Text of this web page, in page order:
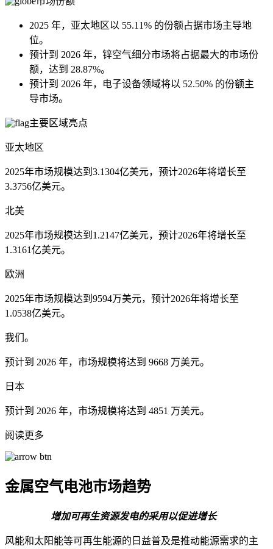
2025 年，亚太地区以 55.11% 的份额占据市场主导地
位。
预计到 2026 年，锌空气细分市场将占据最大的市场份
额，达到 28.87%。
预计到 2026 年，电子设备领域将以 52.50% 的份额主
导市场。
主要区域亮点
亚太地区
2025年市场规模达到3.1304亿美元，预计2026年将增长至
3.3756亿美元。
北美
2025年市场规模达到1.2147亿美元，预计2026年将增长至
1.3161亿美元。
欧洲
2025年市场规模达到9594万美元，预计2026年将增长至
1.0538亿美元。
我们。
预计到 2026 年，市场规模将达到 9668 万美元。
日本
预计到 2026 年，市场规模将达到 4851 万美元。
阅读更多
金属空气电池市场趋势
增加可再生资源发电的采用以促进增长
风能和太阳能等可再生能源的日益普及是推动能源需求的主